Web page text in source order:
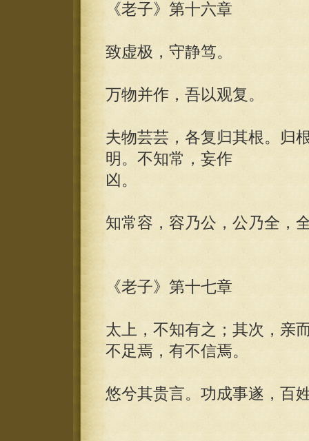
《老子》第十六章
致虚极，守静笃。
万物并作，吾以观复。
夫物芸芸，各复归其根。归
明。不知常，妄作
凶。
知常容，容乃公，公乃全，
《老子》第十七章
太上，不知有之；其次，亲
不足焉，有不信焉。
悠兮其贵言。功成事遂，百